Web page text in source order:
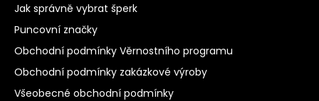
Jak správně vybrat šperk
Puncovní značky
Obchodní podmínky Věrnostního programu
Obchodní podmínky zakázkové výroby
Všeobecné obchodní podmínky